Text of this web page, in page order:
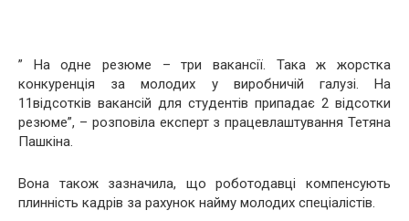
” На одне резюме – три вакансії. Така ж жорстка
конкуренція за молодих у виробничій галузі. На
11відсотків вакансій для студентів припадає 2 відсотки
резюме”, – розповіла експерт з працевлаштування Тетяна
Пашкіна.
Вона також зазначила, що роботодавці компенсують
плинність кадрів за рахунок найму молодих спеціалістів.